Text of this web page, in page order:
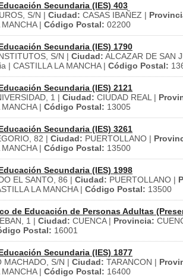
Secundaria (IES) 403
S/N | Ciudad: CASAS IBAÑEZ |
| Código Postal: 02200
Secundaria (IES) 1790
S/N | Ciudad: ALCAZAR DE SAN
| CASTILLA LA MANCHA | Código Postal:
Secundaria (IES) 2121
1 | Ciudad: CIUDAD REAL |
| Código Postal: 13005
Secundaria (IES) 3261
82 | Ciudad: PUERTOLLANO |
| Código Postal: 13500
Secundaria (IES) 1998
EL SANTO, 86 | Ciudad: PUERTOLLANO |
LA MANCHA | Código Postal: 13500
de Educación de Personas Adultas
1 | Ciudad: CUENCA | Provincia:
Postal: 16001
Secundaria (IES) 1877
MACHADO, S/N | Ciudad: TARANCON |
| Código Postal: 16400